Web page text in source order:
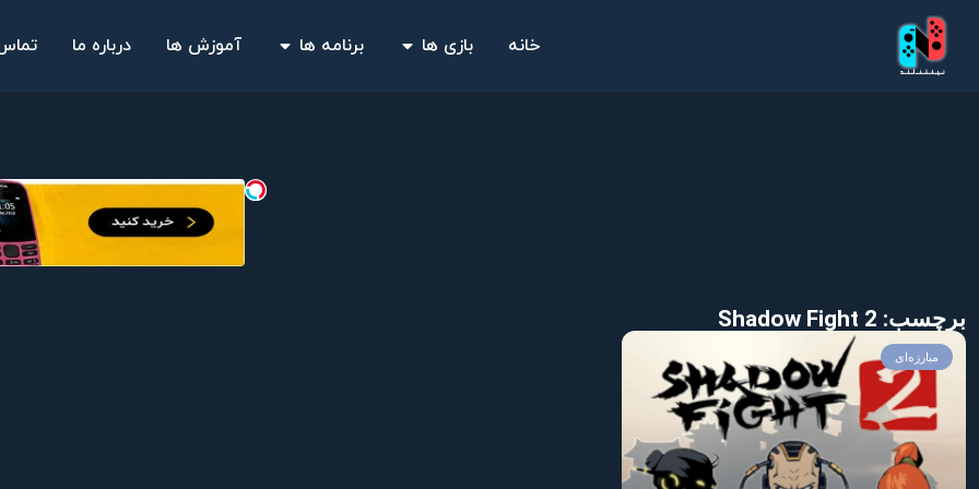
خانه بازی ها برنامه ها آموزش ها درباره ما
برچسب: Shadow Fight 2
مبارزه‌ای